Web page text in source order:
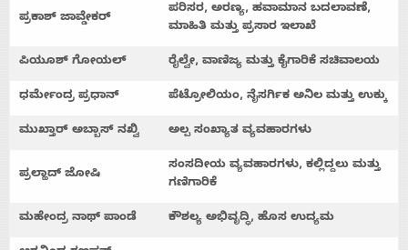
Contact
Us
ಪ್ರಕಾಶ್ ಜಾವ್ಡೇಕರ್
ಪರಿಸರ, ಅರಣ್ಯ, ಹವಾಮಾನ ಬದಲಾವಣೆ,
ಮಾಹಿತಿ ಮತ್ತು ಪ್ರಸಾರ ಇಲಾಖೆ
ಪಿಯೂಶ್ ಗೋಯಲ್ ರೈಲ್ವೇ, ವಾಣಿಜ್ಯ ಮತ್ತು ಕೈಗಾರಿಕೆ ಸಚಿವಾಲಯ
ಧರ್ಮೇಂದ್ರ ಪ್ರಧಾನ್ ಪೆಟ್ರೋಲಿಯಂ, ನೈಸರ್ಗಿಕ ಅನಿಲ ಮತ್ತು ಉಕ್ಕು
ಮುಖ್ತಾರ್ ಅಬ್ಬಾಸ್ ನಖ್ವಿ ಅಲ್ಪ ಸಂಖ್ಯಾತ ವ್ಯವಹಾರಗಳು
ಪ್ರಲ್ಹಾದ್ ಜೋಷಿ
ಸಂಸದೀಯ ವ್ಯವಹಾರಗಳು, ಕಲ್ಲಿದ್ದಲು ಮತ್ತು
ಗಣಿಗಾರಿಕೆ
ಮಹೇಂದ್ರ ನಾಥ್ ಪಾಂಡೆ ಕೌಶಲ್ಯ ಅಭಿವೃದ್ಧಿ, ಹೊಸ ಉದ್ಯಮ